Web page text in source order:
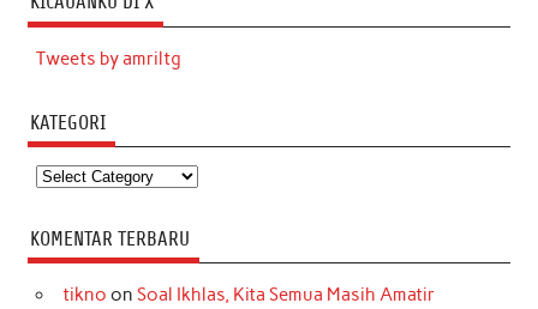
Tweets by amriltg
KATEGORI
Kategori
KOMENTAR TERBARU
tikno on Soal Ikhlas, Kita Semua Masih Amatir